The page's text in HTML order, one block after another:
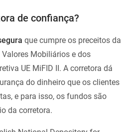
de confiança?
que cumpre os preceitos da
Mobiliários e dos
UE MiFID II. A corretora dá
do dinheiro que os clientes
e para isso, os fundos são
da corretora.